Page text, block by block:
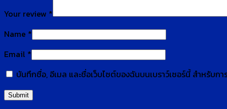
Your review *
Name *
Email *
บันทึกชื่อ, อีเมล และชื่อเว็บไซต์ของฉันบนเบราว์เซอร์นี้ สำหรับก